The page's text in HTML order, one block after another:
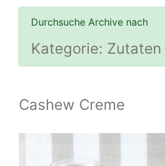
Durchsuche Archive nach
Kategorie: Zutaten
Cashew Creme